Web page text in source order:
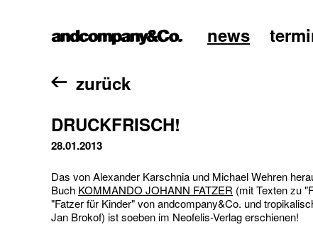
home news
zurück
DRUCKFRISCH!
28.01.2013
Das von Alexander Karschnia und Michael Wehren
Buch KOMMANDO JOHANN FATZER (mit Texten zu
"Fatzer für Kinder" von andcompany&Co. und
Jan Brokof) ist soeben im Neofelis-Verlag erschienen!